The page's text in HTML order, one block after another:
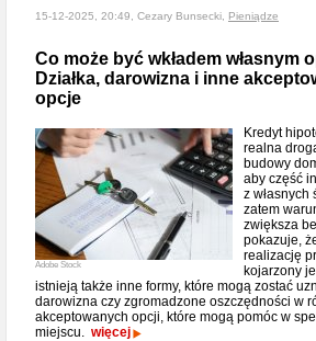
15-12-2025, 20:49, Cezary Bunsecki, Pieniądze
Co może być wkładem własnym
Działka, darowizna i inne
opcje
Adobe Stock
Kredyt
realna
budowy
aby część
z własnych
zatem
zwiększa
pokazuje,
realizację
kojarzony
istnieją także inne formy, które mogą zostać
darowizna czy zgromadzone oszczędności w
akceptowanych opcji, które mogą pomóc w
miejscu. więcej